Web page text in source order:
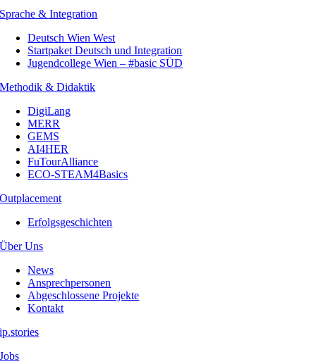
Sprache & Integration
Deutsch Wien West
Startpaket Deutsch und Integration
Jugendcollege Wien – #basic SÜD
Methodik & Didaktik
DigiLang
MERR
GEMS
AI4HER
FuTourAlliance
ECO-STEAM4Basics
Outplacement
Erfolgsgeschichten
Über Uns
News
Ansprechpersonen
Abgeschlossene Projekte
Kontakt
ip.stories
Jobs